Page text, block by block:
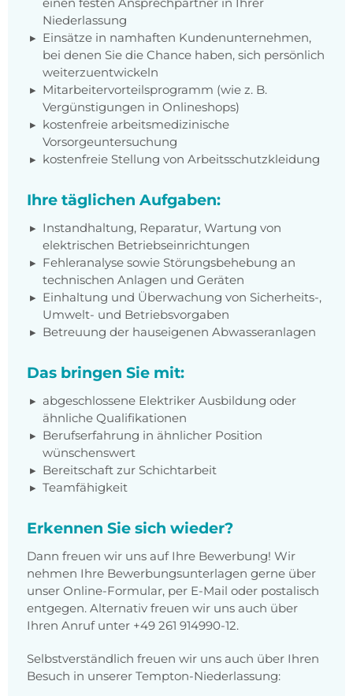
einen festen Ansprechpartner in Ihrer
Niederlassung
Einsätze in namhaften Kundenunternehmen,
bei denen Sie die Chance haben, sich persönlich
weiterzuentwickeln
Mitarbeitervorteilsprogramm (wie z. B.
Vergünstigungen in Onlineshops)
kostenfreie arbeitsmedizinische
Vorsorgeuntersuchung
kostenfreie Stellung von Arbeitsschutzkleidung
Ihre täglichen Aufgaben:
Instandhaltung, Reparatur, Wartung von
elektrischen Betriebseinrichtungen
Fehleranalyse sowie Störungsbehebung an
technischen Anlagen und Geräten
Einhaltung und Überwachung von Sicherheits-,
Umwelt- und Betriebsvorgaben
Betreuung der hauseigenen Abwasseranlagen
Das bringen Sie mit:
abgeschlossene Elektriker Ausbildung oder
ähnliche Qualifikationen
Berufserfahrung in ähnlicher Position
wünschenswert
Bereitschaft zur Schichtarbeit
Teamfähigkeit
Erkennen Sie sich wieder?
Dann freuen wir uns auf Ihre Bewerbung! Wir
nehmen Ihre Bewerbungsunterlagen gerne über
unser Online-Formular, per E-Mail oder postalisch
entgegen. Alternativ freuen wir uns auch über
Ihren Anruf unter +49 261 914990-12.
Selbstverständlich freuen wir uns auch über Ihren
Besuch in unserer Tempton-Niederlassung: